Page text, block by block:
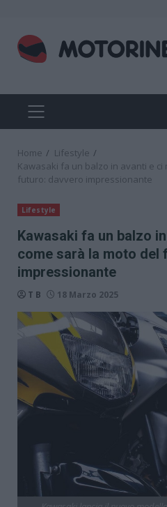
content
PRIMARY
MENU
Home
Lifestyle
Kawasaki fa un balzo in avanti e
futuro: davvero impressionante
Lifestyle
Kawasaki fa un balzo
come sarà la moto del
impressionante
T B 18 Marzo 2025